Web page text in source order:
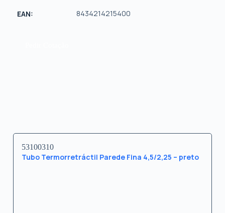
EAN: 8434214215400
53100310
Tubo Termorretráctil Parede Fina 4,5/2,25 – preto